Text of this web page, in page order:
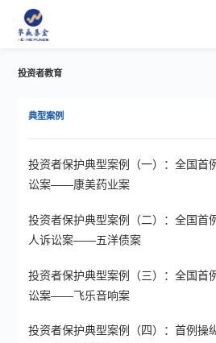
投资者教育
典型案例
投资者保护典型案例（一）：全国首
讼案——康美药业案
投资者保护典型案例（二）：全国首
人诉讼案——五洋债案
投资者保护典型案例（三）：全国首
讼案——飞乐音响案
投资者保护典型案例（四）：首例操